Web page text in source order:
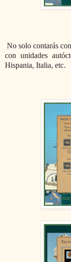
No solo contarás
con unidades
Hispania, Italia, etc.